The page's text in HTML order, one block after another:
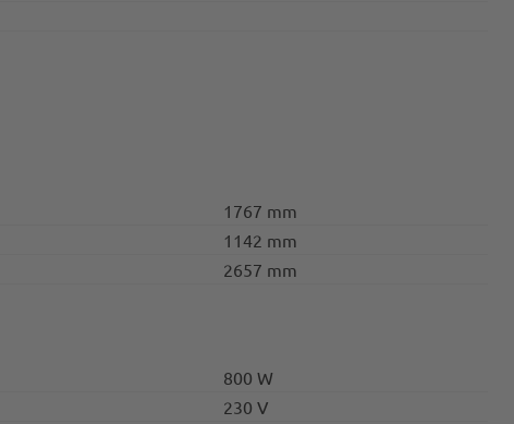
1767 mm
1142 mm
2657 mm
800 W
230 V